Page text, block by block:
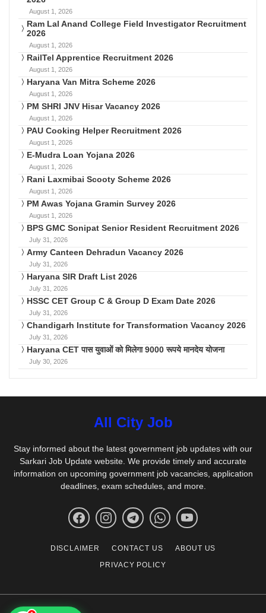
August 1, 2026
Ram Lal Anand College Field Investigator Recruitment
2026
August 1, 2026
RailTel Apprentice Recruitment 2026
August 1, 2026
Haryana Van Mitra Scheme 2026
August 1, 2026
PM SHRI JNV Hisar Vacancy 2026
August 1, 2026
PAU Cooking Helper Recruitment 2026
August 1, 2026
E-Mudra Loan Yojana 2026
August 1, 2026
Rani Laxmibai Scooty Scheme 2026
August 1, 2026
PM Awas Yojana Gramin Survey 2026
August 1, 2026
BPS GMC Sonipat Senior Resident Recruitment 2026
July 31, 2026
Army Canteen Dehradun Vacancy 2026
July 31, 2026
Haryana SIR Draft List 2026
July 31, 2026
HSSC CET Group C & Group D Exam Date 2026
July 31, 2026
Chandigarh Institute for Transformation Vacancy 2026
July 31, 2026
Haryana CET पास युवाओं को मिलेगा 9000 रूपये मानदेय योजना
July 30, 2026
All City Job
Stay informed about the latest government job updates with our
Sarkari Job Update website. We provide timely and accurate
information on upcoming government job vacancies, application
deadlines, exam schedules, and more.
DISCLAIMER CONTACT US
ABOUT US
PRIVACY POLICY